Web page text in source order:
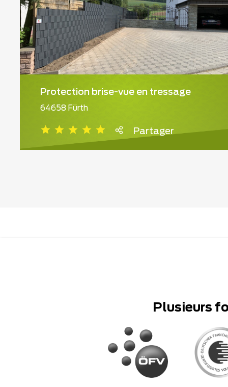
Protection brise-vue en tressage
64658 Fürth
Partager
Plusieurs